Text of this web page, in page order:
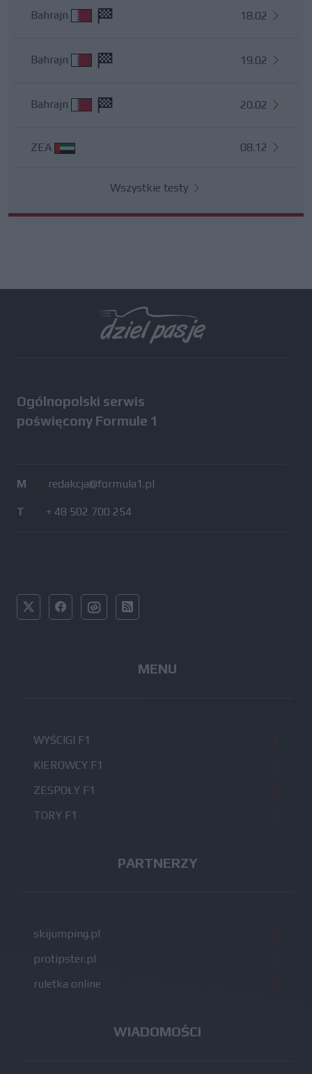
Bahrajn 18.02
Bahrajn 19.02
Bahrajn 20.02
ZEA 08.12
Wszystkie testy
Ogólnopolski serwis
poświęcony Formule 1
M / redakcja@formula1.pl
T / + 48 502 700 254
MENU
WYŚCIGI F1
KIEROWCY F1
ZESPOŁY F1
TORY F1
PARTNERZY
skijumping.pl
protipster.pl
ruletka online
WIADOMOŚCI